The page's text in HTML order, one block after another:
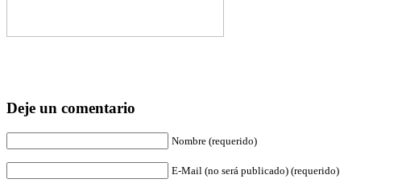
Deje un comentario
Nombre (requerido)
E-Mail (no será publicado) (requerido)